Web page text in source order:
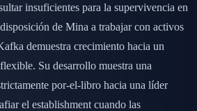
insuficientes para la supervivencia en
de Mina a trabajar con activos
demuestra crecimiento hacia un
Su desarrollo muestra una
por-el-libro hacia una líder
el establishment cuando las